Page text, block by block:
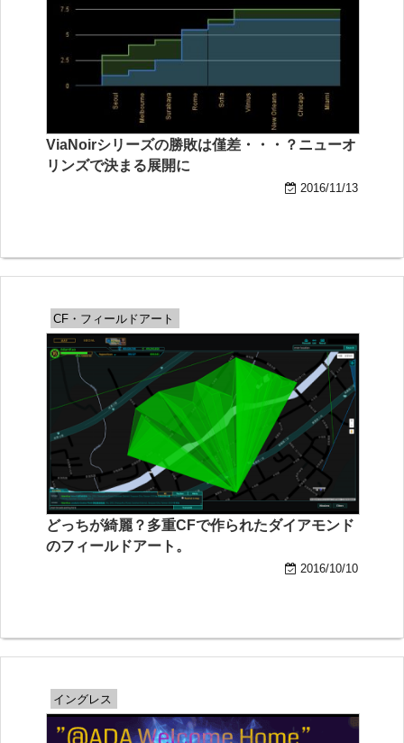
ViaNoirシリーズの勝敗は僅差・・・？ニューオ
リンズで決まる展開に
2016/11/13
CF・フィールドアート
どっちが綺麗？多重CFで作られたダイアモンド
のフィールドアート。
2016/10/10
イングレス